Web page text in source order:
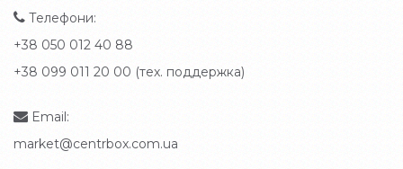
Телефони:
+38 050 012 40 88
+38 099 011 20 00 (тех. поддержка)
Email:
market@centrbox.com.ua